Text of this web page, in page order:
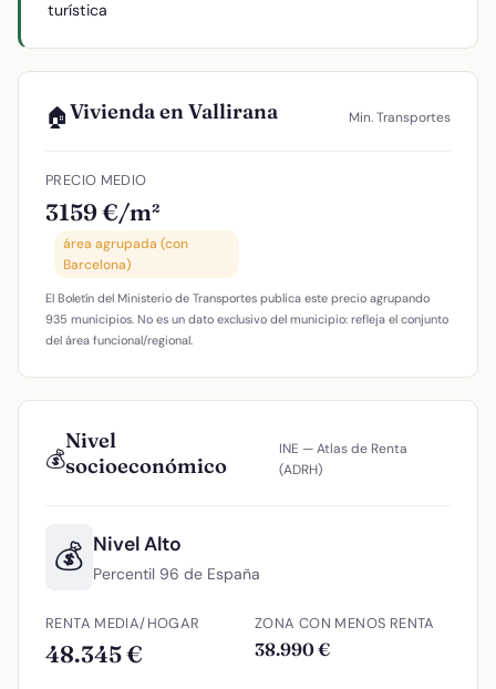
turística
🏠Vivienda en Vallirana Min. Transportes
PRECIO MEDIO
3159 €/m²
área agrupada (con
Barcelona)
El Boletín del Ministerio de Transportes publica este precio agrupando
935 municipios. No es un dato exclusivo del municipio: refleja el conjunto
del área funcional/regional.
💰
Nivel
socioeconómico
INE — Atlas de Renta
(ADRH)
💰 Nivel Alto
Percentil 96 de España
RENTA MEDIA/HOGAR
48.345 €
ZONA CON MENOS RENTA
38.990 €